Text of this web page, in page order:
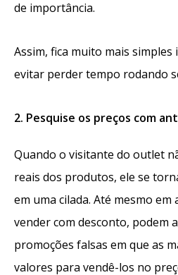
de importância.
Assim, fica muito mais
evitar perder tempo rodando
2. Pesquise os preços com
Quando o visitante do outlet
reais dos produtos, ele se
em uma cilada. Até mesmo
vender com desconto, podem
promoções falsas em que as
valores para vendê-los no